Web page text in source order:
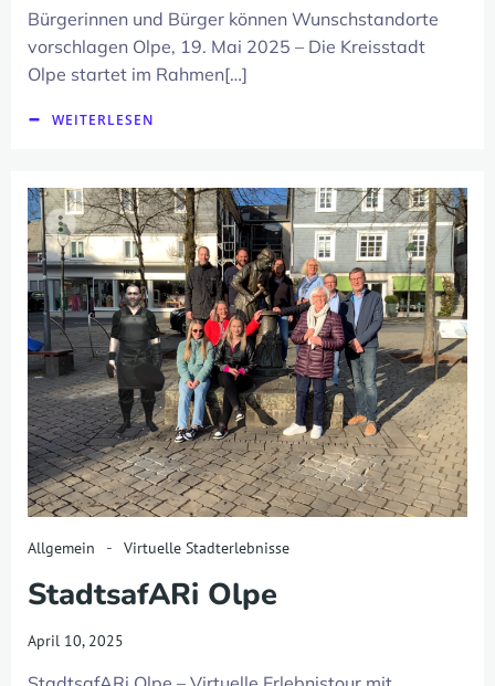
Bürgerinnen und Bürger können Wunschstandorte
vorschlagen Olpe, 19. Mai 2025 – Die Kreisstadt
Olpe startet im Rahmen[…]
WEITERLESEN
Allgemein - Virtuelle Stadterlebnisse
StadtsafARi Olpe
April 10, 2025